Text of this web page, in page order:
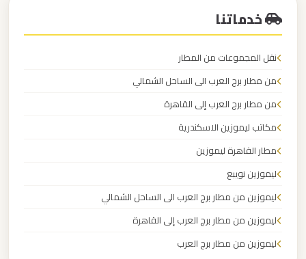
خدماتنا
نقل المجموعات من المطار
من مطار برج العرب الى الساحل الشمالي
من مطار برج العرب إلى القاهرة
مكاتب ليموزين الاسكندرية
مطار القاهرة ليموزين
ليموزين نويبع
ليموزين من مطار برج العرب الى الساحل الشمالي
ليموزين من مطار برج العرب إلى القاهرة
ليموزين من مطار برج العرب
مطار
العلمين
ليموزين
العلمين
ليموزين
العالمين
ليموزين